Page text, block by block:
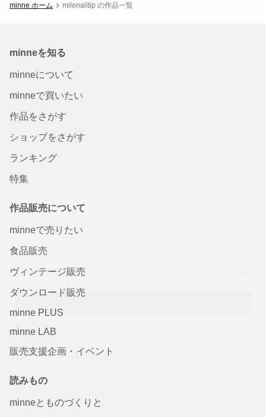
minne ホーム milenailtip の作品一覧
minneを知る
minneについて
minneで買いたい
作品をさがす
ショップをさがす
ランキング
特集
作品販売について
minneで売りたい
食品販売
ヴィンテージ販売
ダウンロード販売
minne PLUS
minne LAB
販売支援企画・イベント
読みもの
minneとものづくりと